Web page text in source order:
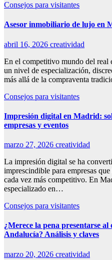
Consejos para visitantes
Asesor inmobiliario de lujo en
abril 16, 2026 creatividad
En el competitivo mundo del real
un nivel de especialización,
más allá de la compraventa
Consejos para visitantes
Impresión digital en Madrid:
empresas y eventos
marzo 27, 2026 creatividad
La impresión digital se ha
imprescindible para empresas
cada vez más competitivo. En
especializado en…
Consejos para visitantes
¿Merece la pena presentarse
Andalucía? Análisis y claves
marzo 20, 2026 creatividad